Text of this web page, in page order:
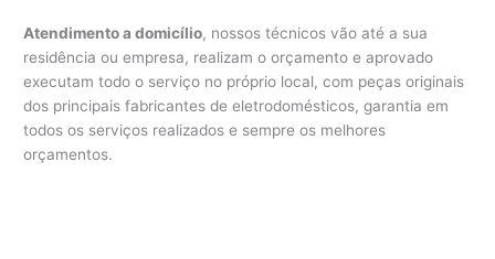
Atendimento a domicílio, nossos técnicos vão até a sua
residência ou empresa, realizam o orçamento e aprovado
executam todo o serviço no próprio local, com peças originais
dos principais fabricantes de eletrodomésticos, garantia em
todos os serviços realizados e sempre os melhores
orçamentos.